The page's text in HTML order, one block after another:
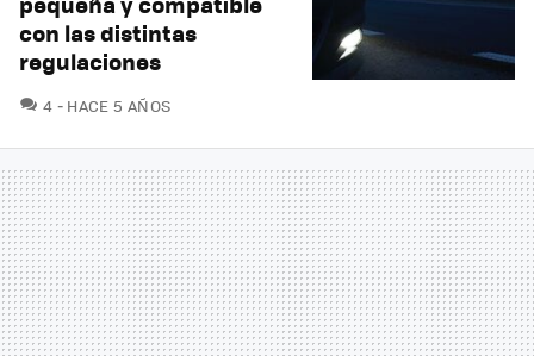
con las distintas
regulaciones
4 COMENTARIOS
HACE 5 AÑOS